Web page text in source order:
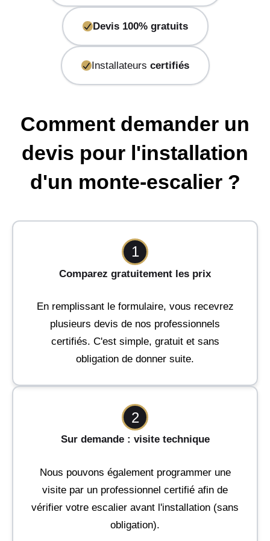
Devis 100% gratuits
Installateurs certifiés
Comment demander un
devis pour l'installation
d'un monte-escalier ?
1
Comparez gratuitement les prix
En remplissant le formulaire, vous recevrez
plusieurs devis de nos professionnels
certifiés. C'est simple, gratuit et sans
obligation de donner suite.
2
Sur demande : visite technique
Nous pouvons également programmer une
visite par un professionnel certifié afin de
vérifier votre escalier avant l'installation (sans
obligation).